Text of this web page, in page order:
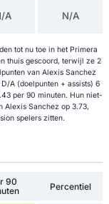
A N/A
tot nu toe in het Primera
thuis gescoord, terwijl ze 2
van Alexis Sanchez
A (doelpunten + assists) 6
per 90 minuten. Hun niet-
Alexis Sanchez op 3.73,
spelers zitten.
90
Percentiel